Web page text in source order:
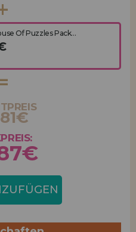
Of Puzzles Pack...